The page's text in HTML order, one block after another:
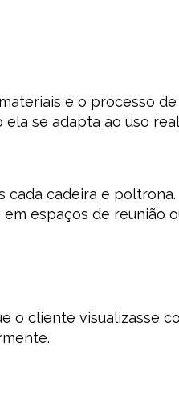
e o processo de
se adapta ao uso
cadeira e poltrona.
espaços de reunião
o cliente visualizasse